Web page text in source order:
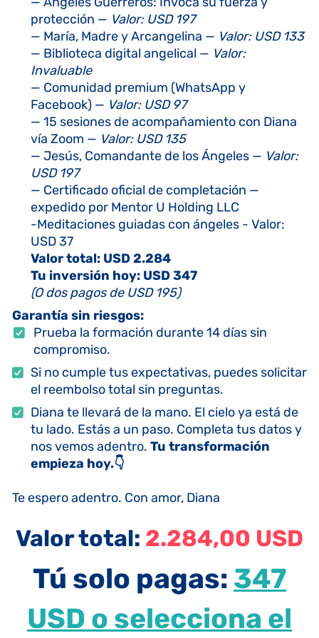
protección — Valor: USD 197
— María, Madre y Arcangelina — Valor: USD 133
— Biblioteca digital angelical — Valor:
Invaluable
— Comunidad premium (WhatsApp y
Facebook) — Valor: USD 97
— 15 sesiones de acompañamiento con Diana
vía Zoom — Valor: USD 135
— Jesús, Comandante de los Ángeles — Valor:
USD 197
— Certificado oficial de completación —
expedido por Mentor U Holding LLC
-Meditaciones guiadas con ángeles - Valor:
USD 37
Valor total: USD 2.284
Tu inversión hoy: USD 347
(O dos pagos de USD 195)
Garantía sin riesgos:
Prueba la formación durante 14 días sin
compromiso.
Si no cumple tus expectativas, puedes solicitar
el reembolso total sin preguntas.
Diana te llevará de la mano. El cielo ya está de
tu lado. Estás a un paso. Completa tus datos y
nos vemos adentro. Tu transformación
empieza hoy.👇
Te espero adentro. Con amor, Diana
Valor total: 2.284,00 USD
Tú solo pagas: 347
USD o selecciona el